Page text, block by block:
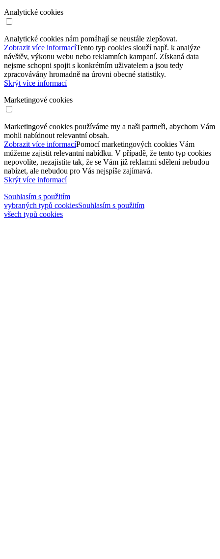
Analytické cookies
Analytické cookies nám pomáhají se neustále zlepšovat.
Zobrazit více informacíTento typ cookies slouží např. k analýze
návštěv, výkonu webu nebo reklamních kampaní. Získaná data
nejsme schopni spojit s konkrétním uživatelem a jsou tedy
zpracovávány hromadně na úrovni obecné statistiky.
Skrýt více informací
Marketingové cookies
Marketingové cookies používáme my a naši partneři, abychom Vám
mohli nabídnout relevantní obsah.
Zobrazit více informacíPomocí marketingových cookies Vám
můžeme zajistit relevantní nabídku. V případě, že tento typ cookies
nepovolíte, nezajistíte tak, že se Vám již reklamní sdělení nebudou
nabízet, ale nebudou pro Vás nejspíše zajímavá.
Skrýt více informací
Souhlasím s použitím
vybraných typů cookiesSouhlasím s použitím
všech typů cookies